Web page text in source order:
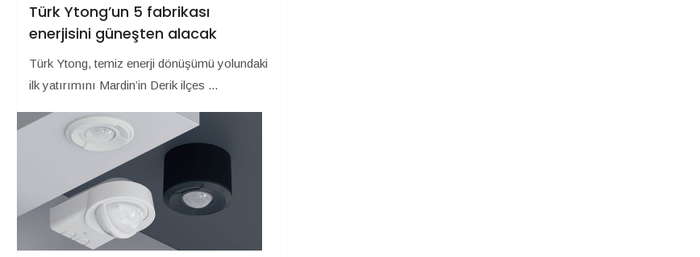
Türk Ytong’un 5 fabrikası
enerjisini güneşten alacak
Türk Ytong, temiz enerji dönüşümü yolundaki
ilk yatırımını Mardin’in Derik ilçes ...